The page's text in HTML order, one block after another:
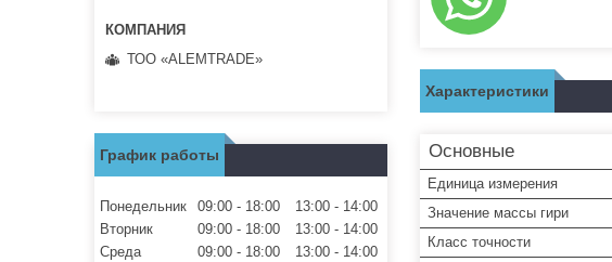
Характеристики
Основные
Единица измерения
Значение массы гири
Класс точности
ТОО «ALEMTRADE»
График работы
Понедельник 09:00 18:00 13:00
14:00
Вторник
09:00 18:00 13:00
14:00
Среда
09:00 18:00 13:00
14:00